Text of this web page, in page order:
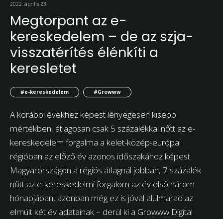
2022. április 23.
Megtorpant az e-
kereskedelem – de az szja-
visszatérítés élénkíti a
keresletet
#e-kereskedelem #Growww
A korábbi évekhez képest lényegesen kisebb
mértékben, átlagosan csak 5 százalékkal nőtt az e-
kereskedelem forgalma a kelet-közép-európai
régióban az előző év azonos időszakához képest.
Magyarországon a régiós átlagnál jobban, 7 százalék
nőtt az e-kereskedelmi forgalom az év első három
hónapjában, azonban még ez is jóval alulmarad az
elmúlt két év adatainak – derül ki a Growww Digital